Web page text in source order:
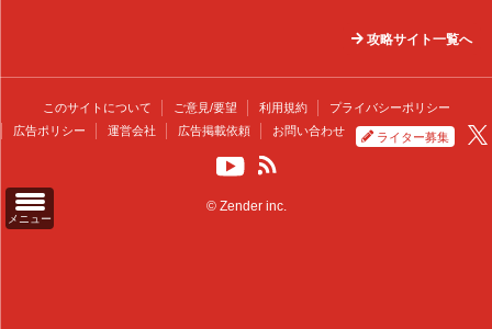
メニュー
攻略サイト一覧へ
このサイトについて ご意見/要望 利用規約
プライバシーポリシー
広告ポリシー
運営会社 広告掲載依頼 お問い合わせ ライター募集
© Zender inc.